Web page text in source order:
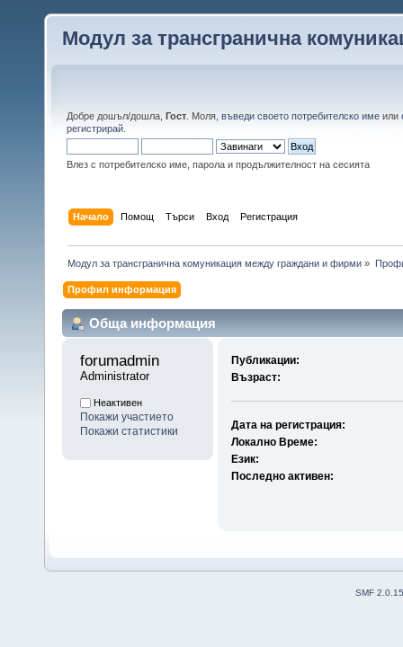
Модул за трансгранична
Добре дошъл/дошла, Гост . Моля, въведи своето потребителско име или
регистрирай
Влез с потребителско име, парола и продължителност на сесията
Начало Помощ Търси Вход Регистрация
Модул за трансгранична комуникация между граждани и фирми »
Профил информация
Обща информация
forumadmin
Administrator
Неактивен
Покажи участието
Покажи статистики
Публикации:
Възраст:
Дата на регистрация:
Локално Време:
Език:
Последно активен:
SMF 2.0.15